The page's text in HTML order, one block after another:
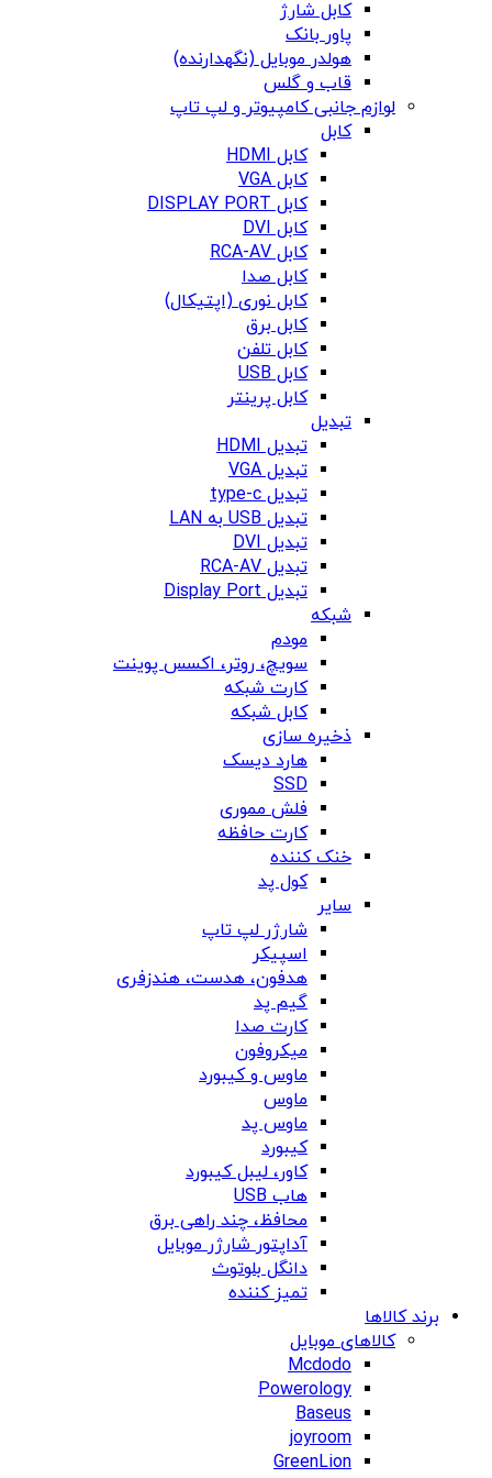
کابل شارژ
پاور بانک
هولدر موبایل (نگهدارنده)
قاب و گلس
لوازم جانبی کامپیوتر و لپ تاپ
کابل
کابل HDMI
کابل VGA
کابل DISPLAY PORT
کابل DVI
کابل RCA-AV
کابل صدا
کابل نوری (اپتیکال)
کابل برق
کابل تلفن
کابل USB
کابل پرینتر
تبدیل
تبدیل HDMI
تبدیل VGA
تبدیل type-c
تبدیل USB به LAN
تبدیل DVI
تبدیل RCA-AV
تبدیل Display Port
شبکه
مودم
سویچ، روتر، اکسس پوینت
کارت شبکه
کابل شبکه
ذخیره سازی
هارد دیسک
SSD
فلش مموری
کارت حافظه
خنک کننده
کول پد
سایر
شارژر لپ تاپ
اسپیکر
هدفون، هدست، هندزفری
گیم پد
کارت صدا
میکروفون
ماوس و کیبورد
ماوس
ماوس پد
کیبورد
کاور، لیبل کیبورد
هاب USB
محافظ، چند راهی برق
آداپتور شارژر موبایل
دانگل بلوتوث
تمیز کننده
برند کالاها
کالاهای موبایل
Mcdodo
Powerology
Baseus
joyroom
GreenLion